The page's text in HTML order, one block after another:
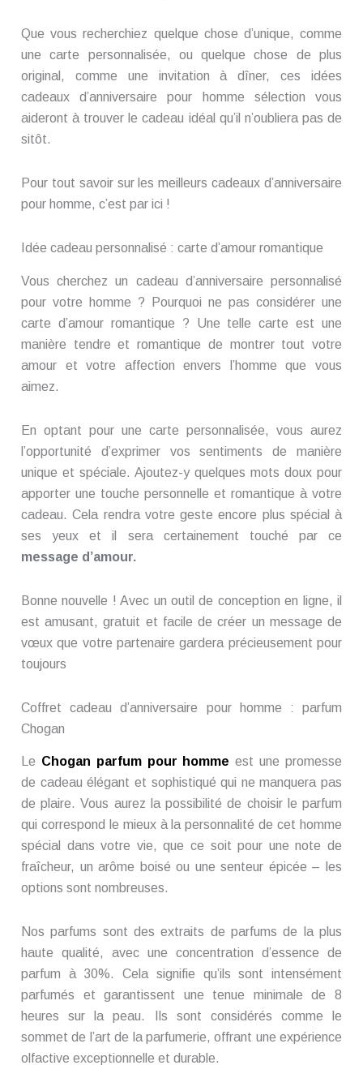
Que vous recherchiez quelque chose d’unique, comme
une carte personnalisée, ou quelque chose de plus
original, comme une invitation à dîner, ces idées
cadeaux d’anniversaire pour homme sélection vous
aideront à trouver le cadeau idéal qu’il n’oubliera pas de
sitôt.
Pour tout savoir sur les meilleurs cadeaux d’anniversaire
pour homme, c’est par ici !
Idée cadeau personnalisé : carte d’amour romantique
Vous cherchez un cadeau d’anniversaire personnalisé
pour votre homme ? Pourquoi ne pas considérer une
carte d’amour romantique ? Une telle carte est une
manière tendre et romantique de montrer tout votre
amour et votre affection envers l’homme que vous
aimez.
En optant pour une carte personnalisée, vous aurez
l’opportunité d’exprimer vos sentiments de manière
unique et spéciale. Ajoutez-y quelques mots doux pour
apporter une touche personnelle et romantique à votre
cadeau. Cela rendra votre geste encore plus spécial à
ses yeux et il sera certainement touché par ce
message d’amour.
Bonne nouvelle ! Avec un outil de conception en ligne, il
est amusant, gratuit et facile de créer un message de
vœux que votre partenaire gardera précieusement pour
toujours
Coffret cadeau d’anniversaire pour homme : parfum
Chogan
Le Chogan parfum pour homme est une promesse
de cadeau élégant et sophistiqué qui ne manquera pas
de plaire. Vous aurez la possibilité de choisir le parfum
qui correspond le mieux à la personnalité de cet homme
spécial dans votre vie, que ce soit pour une note de
fraîcheur, un arôme boisé ou une senteur épicée – les
options sont nombreuses.
Nos parfums sont des extraits de parfums de la plus
haute qualité, avec une concentration d’essence de
parfum à 30%. Cela signifie qu’ils sont intensément
parfumés et garantissent une tenue minimale de 8
heures sur la peau. Ils sont considérés comme le
sommet de l’art de la parfumerie, offrant une expérience
olfactive exceptionnelle et durable.